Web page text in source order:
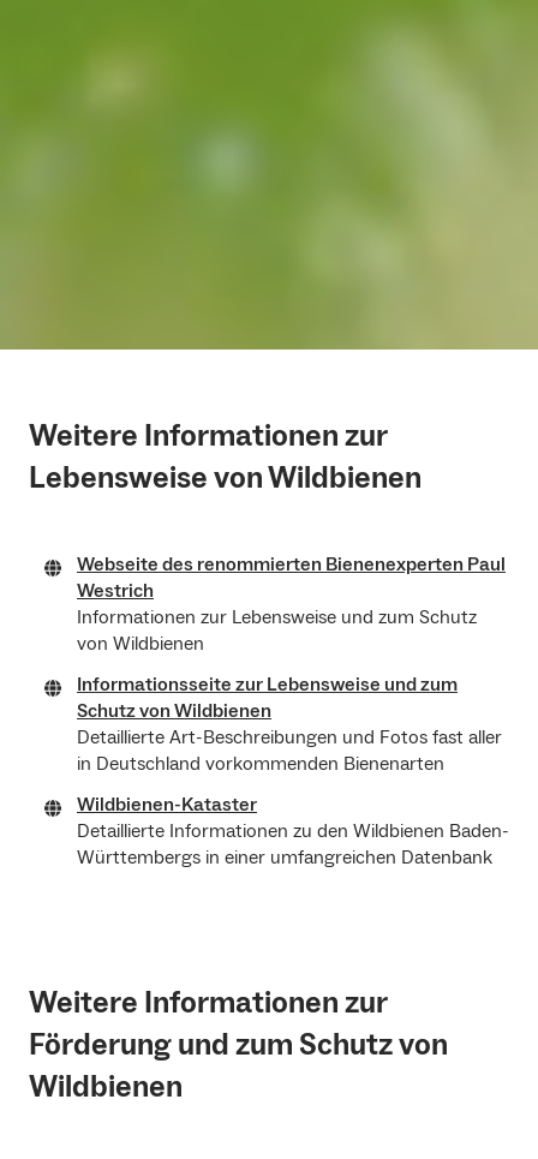
Weitere Informationen zur
Lebensweise von Wildbienen
Webseite des renommierten Bienenexperten Paul
Westrich
Informationen zur Lebensweise und zum Schutz
von Wildbienen
Informationsseite zur Lebensweise und zum
Schutz von Wildbienen
Detaillierte Art-Beschreibungen und Fotos fast aller
in Deutschland vorkommenden Bienenarten
Wildbienen-Kataster
Detaillierte Informationen zu den Wildbienen Baden-
Württembergs in einer umfangreichen Datenbank
Weitere Informationen zur
Förderung und zum Schutz von
Wildbienen